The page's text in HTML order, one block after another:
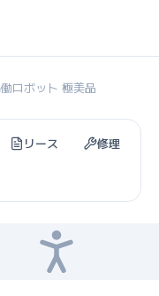
ロボット 極美品
リース
修理